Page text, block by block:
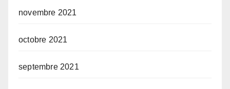
novembre 2021
octobre 2021
septembre 2021